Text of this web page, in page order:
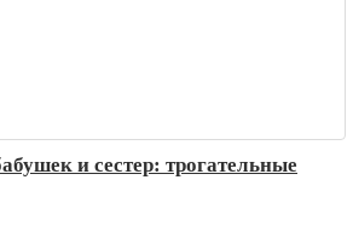
и сестер: трогательные